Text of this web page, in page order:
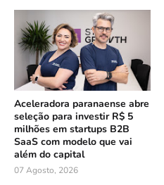
Aceleradora paranaense abre
seleção para investir R$ 5
milhões em startups B2B
SaaS com modelo que vai
além do capital
07 Agosto, 2026